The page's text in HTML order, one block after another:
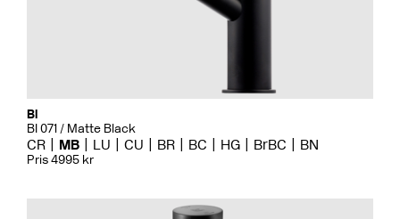
Bi
BI 071 / Matte Black
CR MB LU CU BR BC HG BrBC BN
Pris 4995 kr